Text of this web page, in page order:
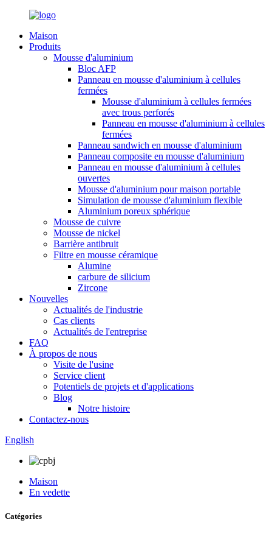
Maison
Produits
Mousse d'aluminium
Bloc AFP
Panneau en mousse d'aluminium à cellules
fermées
Mousse d'aluminium à cellules fermées
avec trous perforés
Panneau en mousse d'aluminium à cellules
fermées
Panneau sandwich en mousse d'aluminium
Panneau composite en mousse d'aluminium
Panneau en mousse d'aluminium à cellules
ouvertes
Mousse d'aluminium pour maison portable
Simulation de mousse d'aluminium flexible
Aluminium poreux sphérique
Mousse de cuivre
Mousse de nickel
Barrière antibruit
Filtre en mousse céramique
Alumine
carbure de silicium
Zircone
Nouvelles
Actualités de l'industrie
Cas clients
Actualités de l'entreprise
FAQ
À propos de nous
Visite de l'usine
Service client
Potentiels de projets et d'applications
Blog
Notre histoire
Contactez-nous
English
Maison
En vedette
Catégories